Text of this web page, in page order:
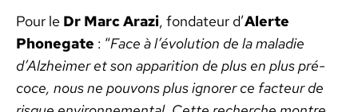
Pour le Dr Marc Arazi, fon­da­teur d’Alerte
Phonegate : “Face à l’évolution de la mal­adie
d’Alzheimer et son appari­tion de plus en plus pré­
coce, nous ne pou­vons plus ignor­er ce fac­teur de